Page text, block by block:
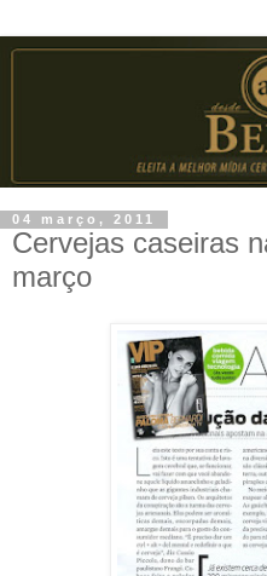
04 março, 2011
Cervejas caseiras
março